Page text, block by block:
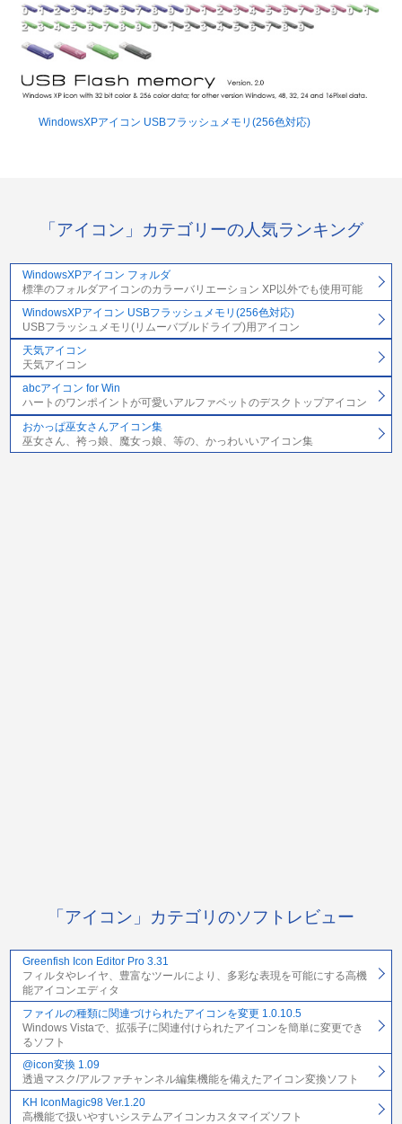
WindowsXPアイコン USBフラッシュメモリ(256色対応)
「アイコン」カテゴリーの人気ランキング
WindowsXPアイコン フォルダ
標準のフォルダアイコンのカラーバリエーション XP以外でも使用可能
WindowsXPアイコン USBフラッシュメモリ(256色対応)
USBフラッシュメモリ(リムーバブルドライブ)用アイコン
天気アイコン
天気アイコン
abcアイコン for Win
ハートのワンポイントが可愛いアルファベットのデスクトップアイコン
おかっぱ巫女さんアイコン集
巫女さん、袴っ娘、魔女っ娘、等の、かっわいいアイコン集
「アイコン」カテゴリのソフトレビュー
Greenfish Icon Editor Pro 3.31
フィルタやレイヤ、豊富なツールにより、多彩な表現を可能にする高機
能アイコンエディタ
ファイルの種類に関連づけられたアイコンを変更 1.0.10.5
Windows Vistaで、拡張子に関連付けられたアイコンを簡単に変更でき
るソフト
@icon変換 1.09
透過マスク/アルファチャンネル編集機能を備えたアイコン変換ソフト
KH IconMagic98 Ver.1.20
高機能で扱いやすいシステムアイコンカスタマイズソフト